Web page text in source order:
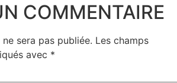
COMMENTAIRE
sera pas publiée. Les champs
avec *